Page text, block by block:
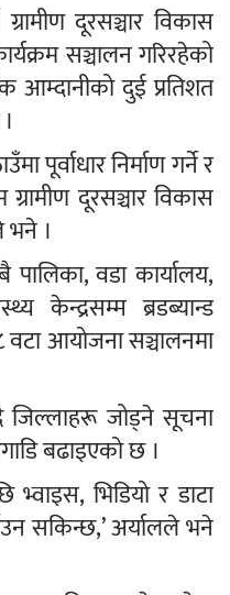
दूरसञ्चार विकास
सञ्चालन गरिरहेको
आम्दानीको दुई प्रतिशत
पूर्वाधार निर्माण गर्ने र
दूरसञ्चार विकास
भने ।
वडा कार्यालय,
केन्द्रसम्म ब्रडब्यान्ड
वटा आयोजना सञ्चालनमा
जिल्लाहरू जोड्ने सूचना
बढाइएको छ ।
भ्वाइस, भिडियो र डाटा
सकिन्छ,’ अर्यालले भने